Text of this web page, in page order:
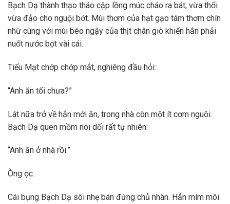
Bạch Dạ thành thạo tháo cặp lồng múc cháo ra bát, vừa thổi
vừa đảo cho nguội bớt. Mùi thơm của hạt gạo tám thơm chín
nhừ cùng với mùi béo ngậy của thịt chân giò khiến hắn phải
nuốt nước bọt vài cái.
Tiếu Mạt chớp chớp mắt, nghiêng đầu hỏi:
“Anh ăn tối chưa?”
Lát nữa trở về hắn mới ăn, trong nhà còn một ít cơm nguội.
Bạch Dạ quen mồm nói dối rất tự nhiên:
“Anh ăn ở nhà rồi.”
Òng ọc.
Cái bụng Bạch Dạ sôi nhẹ bán đứng chủ nhân. Hắn mím môi